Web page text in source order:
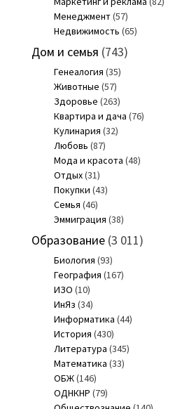
Менеджмент(57)
Недвижимость (65)
Дом и семья (743)
Генеалогия (35)
Животные (57)
Здоровье (263)
Квартира и дача (76)
Кулинария (32)
Любовь (87)
Мода и красота (48)
Отдых(31)
Покупки (43)
Семья (46)
Эммиграция (38)
Образование(3 011)
Биология (93)
География (167)
ИЗО (10)
ИнЯз (34)
Информатика (44)
История (430)
Литература (345)
Математика (33)
ОБЖ(146)
ОДНКНР (79)